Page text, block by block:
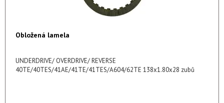
Obložená lamela
UNDERDRIVE/ OVERDRIVE/ REVERSE
40TE/40TES/41AE/41TE/41TES/A604/62TE 138x1.80x28 zubů